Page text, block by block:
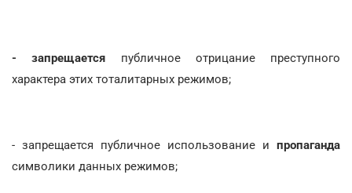
- запрещается публичное отрицание преступного
характера этих тоталитарных режимов;
- запрещается публичное использование и пропаганда
символики данных режимов;